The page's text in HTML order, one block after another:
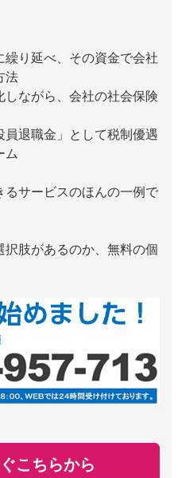
繰り延べ、その資金で会社
法
しながら、会社の社会保険
員退職金」として税制優遇
ム
るサービスのほんの一例で
択肢があるのか、無料の個
こちらから